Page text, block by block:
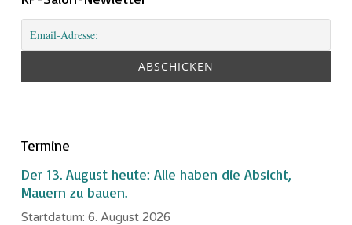
Termine
Der 13. August heute: Alle haben die Absicht,
Mauern zu bauen.
Startdatum: 6. August 2026